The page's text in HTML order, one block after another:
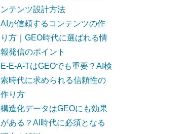
ンテンツ設計方法
AIが信頼するコンテンツの作
り方｜GEO時代に選ばれる情
報発信のポイント
E-E-A-TはGEOでも重要？AI検
索時代に求められる信頼性の
作り方
構造化データはGEOにも効果
がある？AI時代に必須となる